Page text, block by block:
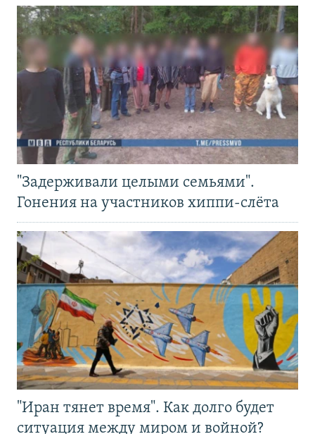
"Задерживали целыми семьями".
Гонения на участников хиппи-слёта
"Иран тянет время". Как долго будет
ситуация между миром и войной?